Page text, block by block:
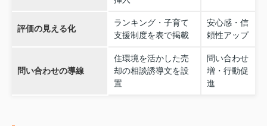
評価の見える化
ランキング・子育て
支援制度を表で掲載
安心感・信
頼性アップ
問い合わせの導線
住環境を活かした売
却の相談誘導文を設
置
問い合わせ
増・行動促
進